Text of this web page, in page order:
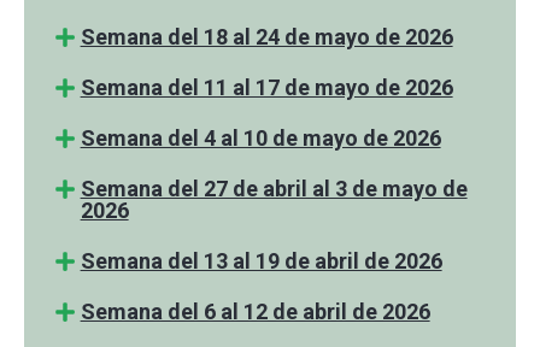
Semana del 18 al 24 de mayo de 2026
Semana del 11 al 17 de mayo de 2026
Semana del 4 al 10 de mayo de 2026
Semana del 27 de abril al 3 de mayo de
2026
Semana del 13 al 19 de abril de 2026
Semana del 6 al 12 de abril de 2026